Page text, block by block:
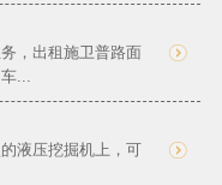
，出租施卫普路面
...
液压挖掘机上，可